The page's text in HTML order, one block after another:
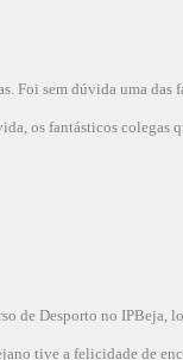
Foi sem dúvida uma das
os fantásticos colegas
de Desporto no IPBeja,
tive a felicidade de